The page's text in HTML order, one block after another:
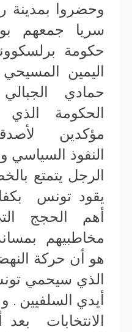
وحضروا بمدينة
سريا جمعهم
حكومة
اليمين
حمادي
الحكومة
مؤكدين
النفوذ السياسي
الرجل يتمتع
يقود تونس
أهم الحجج
مخاطبيهم
هو أن حركة
الذي سيحمي
أيدي السلفيين
الانتخابات